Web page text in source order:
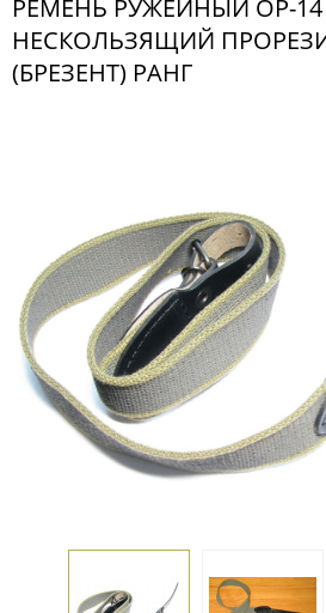
РЕМЕНЬ РУЖЕЙНЫЙ ОР-14
НЕСКОЛЬЗЯЩИЙ
(БРЕЗЕНТ) РАНГ